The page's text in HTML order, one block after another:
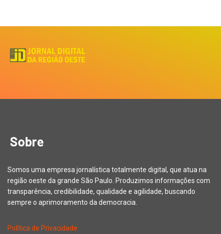
Sobre
Somos uma empresa jornalística totalmente digital, que atua na
região oeste da grande São Paulo. Produzimos informações com
transparência, credibilidade, qualidade e agilidade, buscando
sempre o aprimoramento da democracia.
Política de Privacidade